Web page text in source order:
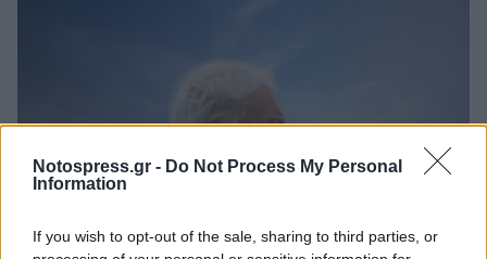
Notospress.gr - Do Not Process My Personal
Information
If you wish to opt-out of the sale, sharing to third parties, or